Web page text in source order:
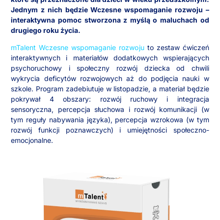
Jednym z nich będzie Wczesne wspomaganie rozwoju –
interaktywna pomoc stworzona z myślą o maluchach od
drugiego roku życia.
mTalent Wczesne wspomaganie rozwojuto zestaw ćwiczeń
interaktywnych i materiałów dodatkowych wspierających
psychoruchowy i społeczny rozwój dziecka od chwili
wykrycia deficytów rozwojowych aż do podjęcia nauki w
szkole. Program zadebiutuje w listopadzie, a materiał będzie
pokrywał 4 obszary: rozwój ruchowy i integracja
sensoryczna, percepcja słuchowa i rozwój komunikacji (w
tym reguły nabywania języka), percepcja wzrokowa (w tym
rozwój funkcji poznawczych) i umiejętności społeczno-
emocjonalne.